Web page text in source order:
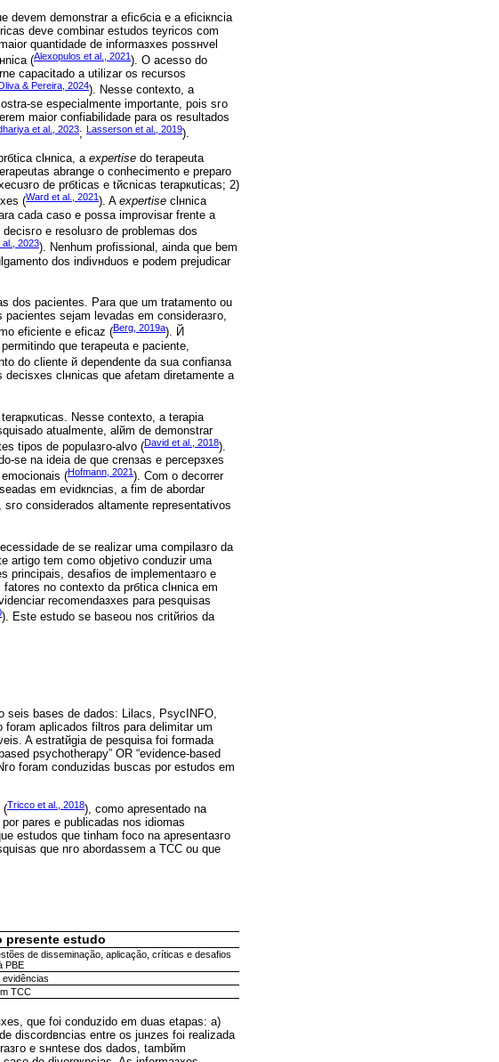
devem demonstrar a eficбcia e a eficiкncia
deve combinar estudos teуricos com
quantidade de informaзхes possнvel
(Alexopulos et al., 2021). O acesso do
capacitado a utilizar os recursos
& Pereira, 2024). Nesse contexto, a
se especialmente importante, pois sгo
maior confiabilidade para os resultados
et al., 2023; Lasserson et al., 2019).
clнnica, a expertise do terapeuta
abrange o conhecimento e preparo
de prбticas e tйcnicas terapкuticas; 2)
(Ward et al., 2021). A expertise clнnica
cada caso e possa improvisar frente a
e resoluзгo de problemas dos
al., 2023). Nenhum profissional, ainda que bem
dos indivнduos e podem prejudicar
dos pacientes. Para que um tratamento ou
sejam levadas em consideraзгo,
eficiente e eficaz (Berg, 2019a). Й
que terapeuta e paciente,
do cliente й dependente da sua confianзa
clнnicas que afetam diretamente a
Nesse contexto, a terapia
atualmente, alйm de demonstrar
tipos de populaзгo-alvo (David et al., 2018).
se na ideia de que crenзas e percepзхes
(Hofmann, 2021). Com o decorrer
em evidкncias, a fim de abordar
considerados altamente representativos
de se realizar uma compilaзгo da
artigo tem como objetivo conduzir uma
principais, desafios de implementaзгo e
no contexto da prбtica clнnica em
recomendaзхes para pesquisas
). Este estudo se baseou nos critйrios da
seis bases de dados: Lilacs, PsycINFO,
aplicados filtros para delimitar um
A estratйgia de pesquisa foi formada
psychotherapy” OR “evidence-based
foram conduzidas buscas por estudos em
(Tricco et al., 2018), como apresentado na
pares e publicadas nos idiomas
estudos que tinham foco na apresentaзгo
que nгo abordassem a TCC ou que
presente estudo
de disseminação, aplicação, críticas e desafios
PBE
TCC
que foi conduzido em duas etapas: a)
discordвncias entre os juнzes foi realizada
e sнntese dos dados, tambйm